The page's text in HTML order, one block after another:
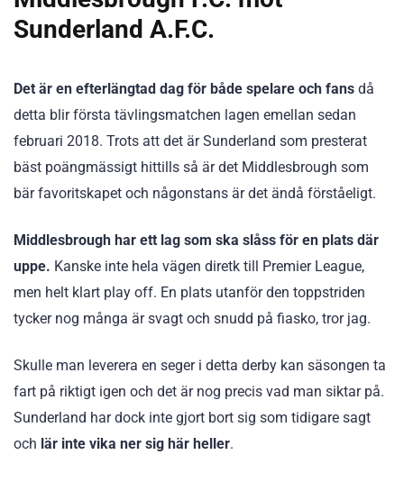
Sunderland A.F.C.
Det är en efterlängtad dag för både spelare och fans då
detta blir första tävlingsmatchen lagen emellan sedan
februari 2018. Trots att det är Sunderland som presterat
bäst poängmässigt hittills så är det Middlesbrough som
bär favoritskapet och någonstans är det ändå förståeligt.
Middlesbrough har ett lag som ska slåss för en plats där
uppe. Kanske inte hela vägen diretk till Premier League,
men helt klart play off. En plats utanför den toppstriden
tycker nog många är svagt och snudd på fiasko, tror jag.
Skulle man leverera en seger i detta derby kan säsongen ta
fart på riktigt igen och det är nog precis vad man siktar på.
Sunderland har dock inte gjort bort sig som tidigare sagt
och lär inte vika ner sig här heller.